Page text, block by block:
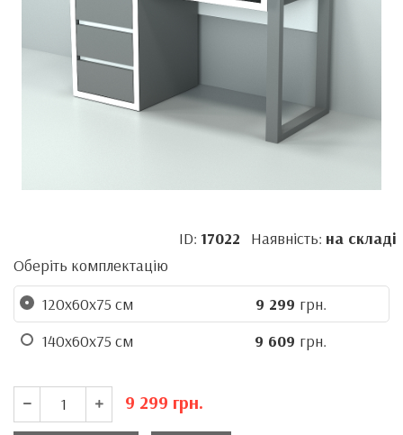
ID: 17022 Наявність: на складі
Оберіть комплектацію
120х60х75 см
9 299 грн.
140х60х75 см
9 609 грн.
9 299 грн.